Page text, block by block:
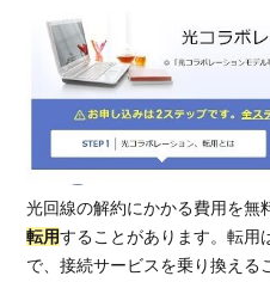
光回線の解約にかかる費用を無
転用することがあります。転用
で、接続サービスを乗り換える